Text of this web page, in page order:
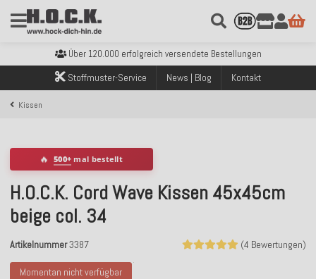
Über 120.000 erfolgreich versendete Bestellungen
Sicher bezahlen mit Klarna, PayPal & Amazon Pay
Kostenloser Versand innerhalb Deutschlands ab 99€ Bestellwert
Über 120.000 erfolgreich versendete Bestellungen
Stoffmuster-Service News | Blog Kontakt
Kissen
Momentan nicht verfügbar
🔥 500+ mal bestellt
H.O.C.K. Cord Wave Kissen 45x45cm
beige col. 34
(4 Bewertungen)
Artikelnummer3387